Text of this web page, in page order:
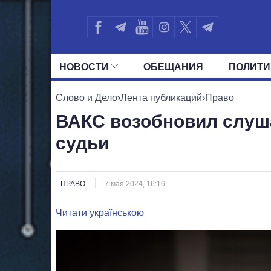
НОВОСТИ ОБЕЩАНИЯ
ВСЕ ПОЛИТИКИ ПРЕЗИДЕНТ И
Слово и Дело›Лента публикаций›Право
ВАКС возобновил
судьи
ПРАВО 7 мая 2024, 16:16
Читати українською